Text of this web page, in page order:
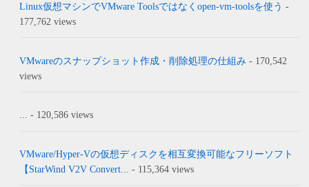
Linux仮想マシンでVMware Toolsではなくopen-vm-toolsを使う -
177,762 views
VMwareのスナップショット作成・削除処理の仕組み - 170,542
views
... - 120,586 views
VMware/Hyper-Vの仮想ディスクを相互変換可能なフリーソフト
【StarWind V2V Convert...
- 115,364 views